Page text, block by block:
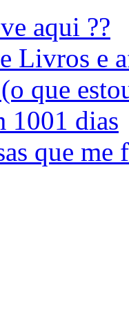
aqui ??
Livros e
que
1001 dias
que me